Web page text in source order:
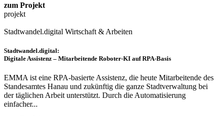
zum Projekt
projekt
Stadtwandel.digital Wirtschaft & Arbeiten
Stadtwandel.digital:
Digitale Assistenz – Mitarbeitende Roboter-KI auf RPA-Basis
EMMA ist eine RPA-basierte Assistenz, die heute Mitarbeitende des
Standesamtes Hanau und zukünftig die ganze Stadtverwaltung bei
der täglichen Arbeit unterstützt. Durch die Automatisierung
einfacher...